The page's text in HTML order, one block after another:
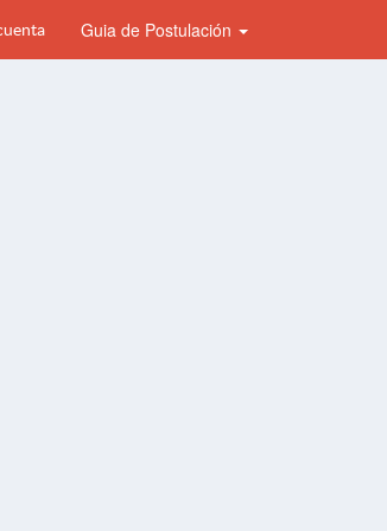
Guia de Postulación